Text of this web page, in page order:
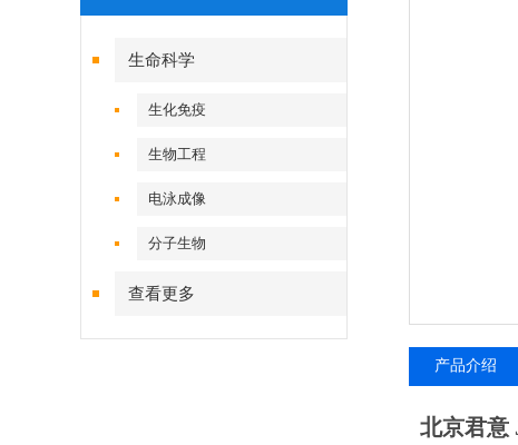
生命科学
生化免疫
生物工程
电泳成像
分子生物
查看更多
产品介绍
北京君意